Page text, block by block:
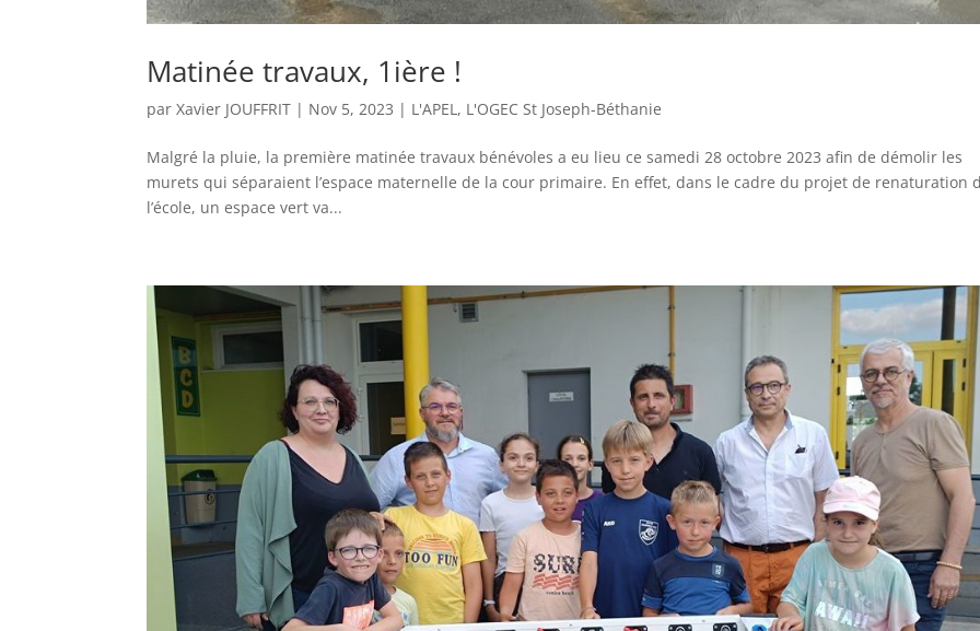
Matinée travaux, 1ière !
parXavier JOUFFRIT | Nov 5, 2023 | L'APEL , L'OGEC St Joseph-Béthanie
Malgré la pluie, la première matinée travaux bénévoles a eu lieu ce samedi 28 octobre 2023 afin de démolir les
murets qui séparaient l’espace maternelle de la cour primaire. En effet, dans le cadre du projet de renaturation
l’école, un espace vert va...